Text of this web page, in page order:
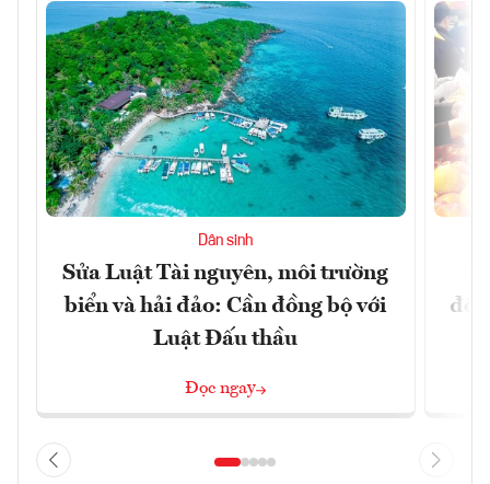
Dân sinh
Sửa Luật Tài nguyên, môi trường
biển và hải đảo: Cần đồng bộ với
Luật Đấu thầu
Đọc ngay